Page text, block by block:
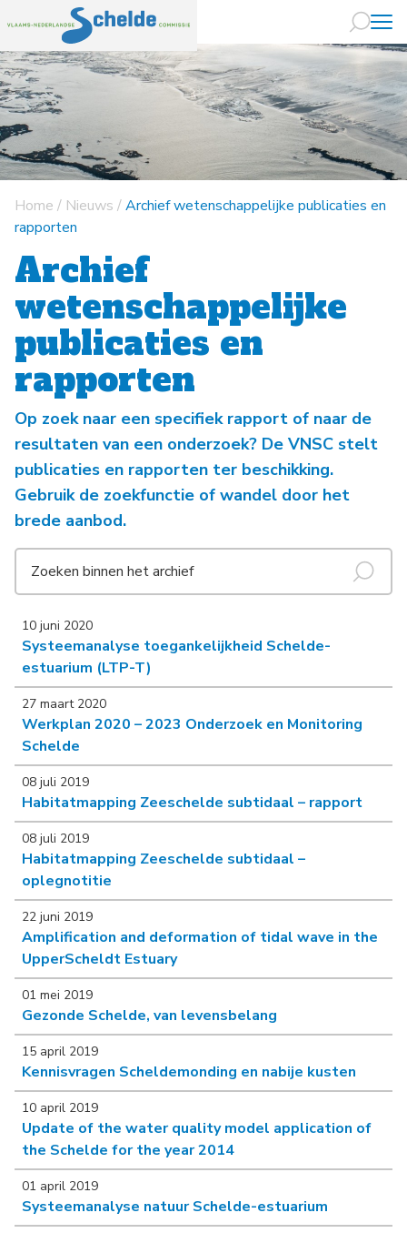
Naar
Home / Nieuws /Archief wetenschappelijke publicaties en
rapporten
Archief
wetenschappelijke
publicaties en
rapporten
Op zoek naar een specifiek rapport of naar de
resultaten van een onderzoek? De VNSC stelt
publicaties en rapporten ter beschikking.
Gebruik de zoekfunctie of wandel door het
brede aanbod.
10 juni 2020
Systeemanalyse toegankelijkheid Schelde-
estuarium (LTP-T)
27 maart 2020
Werkplan 2020 – 2023 Onderzoek en Monitoring
Schelde
08 juli 2019
Habitatmapping Zeeschelde subtidaal – rapport
08 juli 2019
Habitatmapping Zeeschelde subtidaal –
oplegnotitie
22 juni 2019
Amplification and deformation of tidal wave in the
UpperScheldt Estuary
01 mei 2019
Gezonde Schelde, van levensbelang
15 april 2019
Kennisvragen Scheldemonding en nabije kusten
10 april 2019
Update of the water quality model application of
the Schelde for the year 2014
01 april 2019
Systeemanalyse natuur Schelde-estuarium